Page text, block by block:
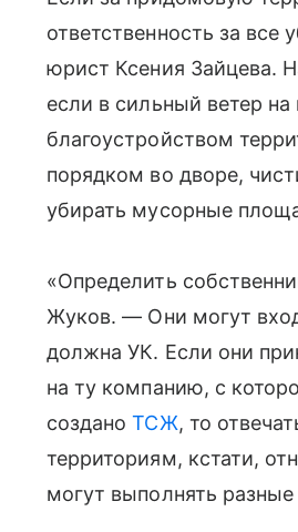
ответственность за все
юрист Ксения Зайцева.
если в сильный ветер
благоустройством
порядком во дворе,
убирать мусорные
«Определить
Жуков. — Они могут
должна УК. Если они
на ту компанию, с
созданоТСЖ, то
территориям, кстати,
могут выполнять разные